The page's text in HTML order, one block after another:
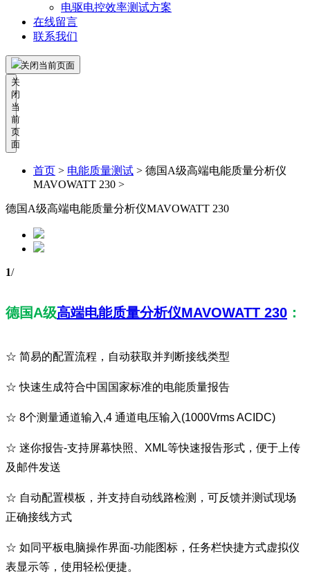
电驱电控效率测试方案
在线留言
联系我们
关闭当前页面
关
闭
当
前
页
面
首页 > 电能质量测试 > 德国A级高端电能质量分析仪
MAVOWATT 230 >
德国A级高端电能质量分析仪MAVOWATT 230
1/
德国A级高端电能质量分析仪MAVOWATT 230 ：
☆ 简易的配置流程，自动获取并判断接线类型
☆快速生成符合中国国家标准的电能质量报告
☆ 8个测量通道输入,4 通道电压输入(1000Vrms ACIDC)
☆ 迷你报告-支持屏幕快照、XML等快速报告形式，便于上传
及邮件发送
☆ 自动配置模板，并支持自动线路检测，可反馈并测试现场
正确接线方式
☆ 如同平板电脑操作界面-功能图标，任务栏快捷方式虚拟仪
表显示等，使用轻松便捷。